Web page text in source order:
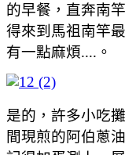
的早餐，直奔南
得來到馬祖南竿
有一點麻煩....。
是的，許多小吃
間現煎的阿伯蔥